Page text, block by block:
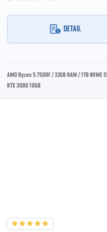
DETAIL
AMD Ryzen 5 7500F / 32GB RAM / 1TB NVME
RTX 3080 10GB